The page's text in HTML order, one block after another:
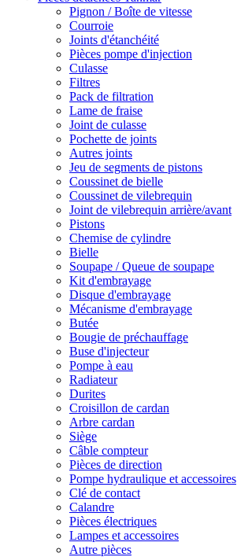
Pignon / Boîte de vitesse
Courroie
Joints d'étanchéité
Pièces pompe d'injection
Culasse
Filtres
Pack de filtration
Lame de fraise
Joint de culasse
Pochette de joints
Autres joints
Jeu de segments de pistons
Coussinet de bielle
Coussinet de vilebrequin
Joint de vilebrequin arrière/avant
Pistons
Chemise de cylindre
Bielle
Soupape / Queue de soupape
Kit d'embrayage
Disque d'embrayage
Mécanisme d'embrayage
Butée
Bougie de préchauffage
Buse d'injecteur
Pompe à eau
Radiateur
Durites
Croisillon de cardan
Arbre cardan
Siège
Câble compteur
Pièces de direction
Pompe hydraulique et accessoires
Clé de contact
Calandre
Pièces électriques
Lampes et accessoires
Autre pièces